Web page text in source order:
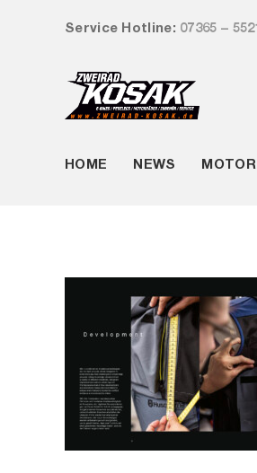
Service Hotline: 07365 – 5521
HOME NEWS